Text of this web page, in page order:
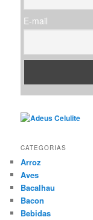
E-mail
CATEGORIAS
Arroz
Aves
Bacalhau
Bacon
Bebidas